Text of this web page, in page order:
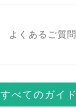
よくあるご質問
すべてのガイド